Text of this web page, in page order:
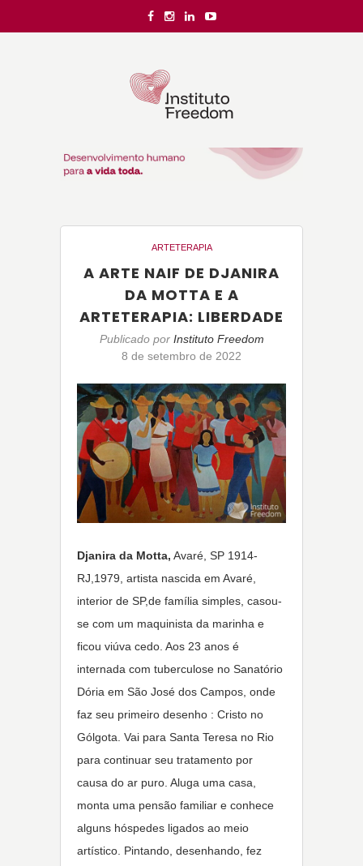
ARTETERAPIA
A ARTE NAIF DE DJANIRA
DA MOTTA E A
ARTETERAPIA: LIBERDADE
Publicado por Instituto Freedom
8 de setembro de 2022
Djanira da Motta, Avaré, SP 1914-
RJ,1979, artista nascida em Avaré,
interior de SP,de família simples, casou-
se com um maquinista da marinha e
ficou viúva cedo. Aos 23 anos é
internada com tuberculose no Sanatório
Dória em São José dos Campos, onde
faz seu primeiro desenho : Cristo no
Gólgota. Vai para Santa Teresa no Rio
para continuar seu tratamento por
causa do ar puro. Aluga uma casa,
monta uma pensão familiar e conhece
alguns hóspedes ligados ao meio
artístico. Pintando, desenhando, fez